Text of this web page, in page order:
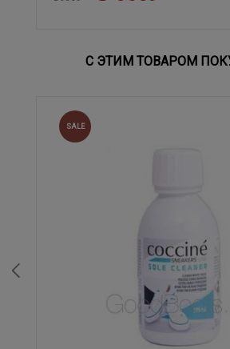
С ЭТИМ ТОВАРОМ
SALE